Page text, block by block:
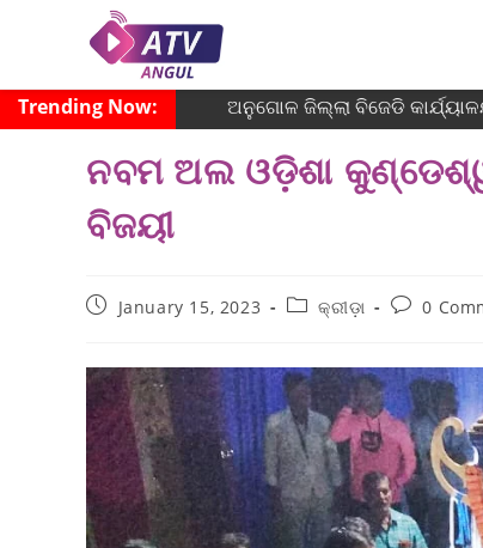
Trending Now: ଅନୁଗୋଳ ଜିଲ୍ଲା ବିଜେଡି
ନବମ ଅଲ ଓଡ଼ିଶା
ବିଜୟୀ
January 15, 2023 କ୍ରୀଡ଼ା 0